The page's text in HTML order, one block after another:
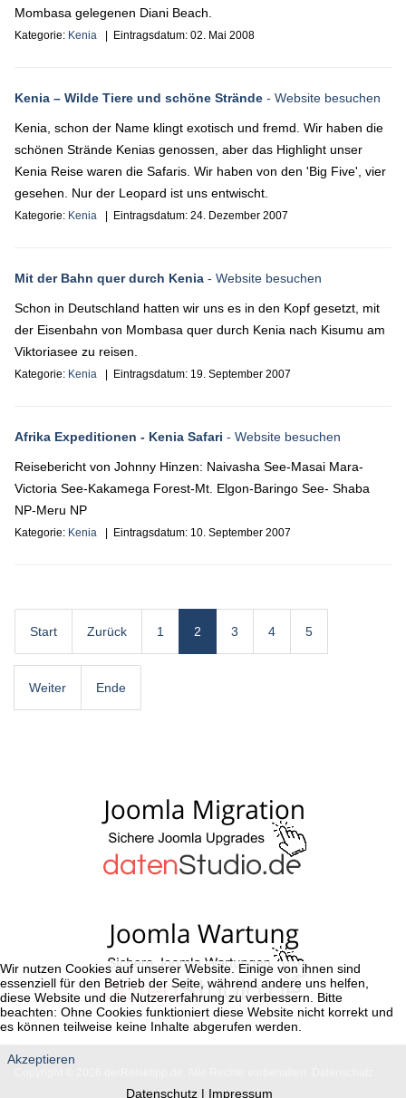
Mombasa gelegenen Diani Beach.
Kategorie: Kenia | Eintragsdatum: 02. Mai 2008
Kenia – Wilde Tiere und schöne Strände - Website besuchen
Kenia, schon der Name klingt exotisch und fremd. Wir haben die
schönen Strände Kenias genossen, aber das Highlight unser
Kenia Reise waren die Safaris. Wir haben von den 'Big Five', vier
gesehen. Nur der Leopard ist uns entwischt.
Kategorie: Kenia | Eintragsdatum: 24. Dezember 2007
Mit der Bahn quer durch Kenia - Website besuchen
Schon in Deutschland hatten wir uns es in den Kopf gesetzt, mit
der Eisenbahn von Mombasa quer durch Kenia nach Kisumu am
Viktoriasee zu reisen.
Kategorie: Kenia | Eintragsdatum: 19. September 2007
Afrika Expeditionen - Kenia Safari - Website besuchen
Reisebericht von Johnny Hinzen: Naivasha See-Masai Mara-
Victoria See-Kakamega Forest-Mt. Elgon-Baringo See- Shaba
NP-Meru NP
Kategorie: Kenia | Eintragsdatum: 10. September 2007
Start Zurück 1 2 3 4 5
Weiter Ende
Wir nutzen Cookies auf unserer Website. Einige von ihnen sind
essenziell für den Betrieb der Seite, während andere uns helfen,
diese Website und die Nutzererfahrung zu verbessern. Bitte
beachten: Ohne Cookies funktioniert diese Website nicht korrekt und
es können teilweise keine Inhalte abgerufen werden.
Akzeptieren
Datenschutz| Impressum